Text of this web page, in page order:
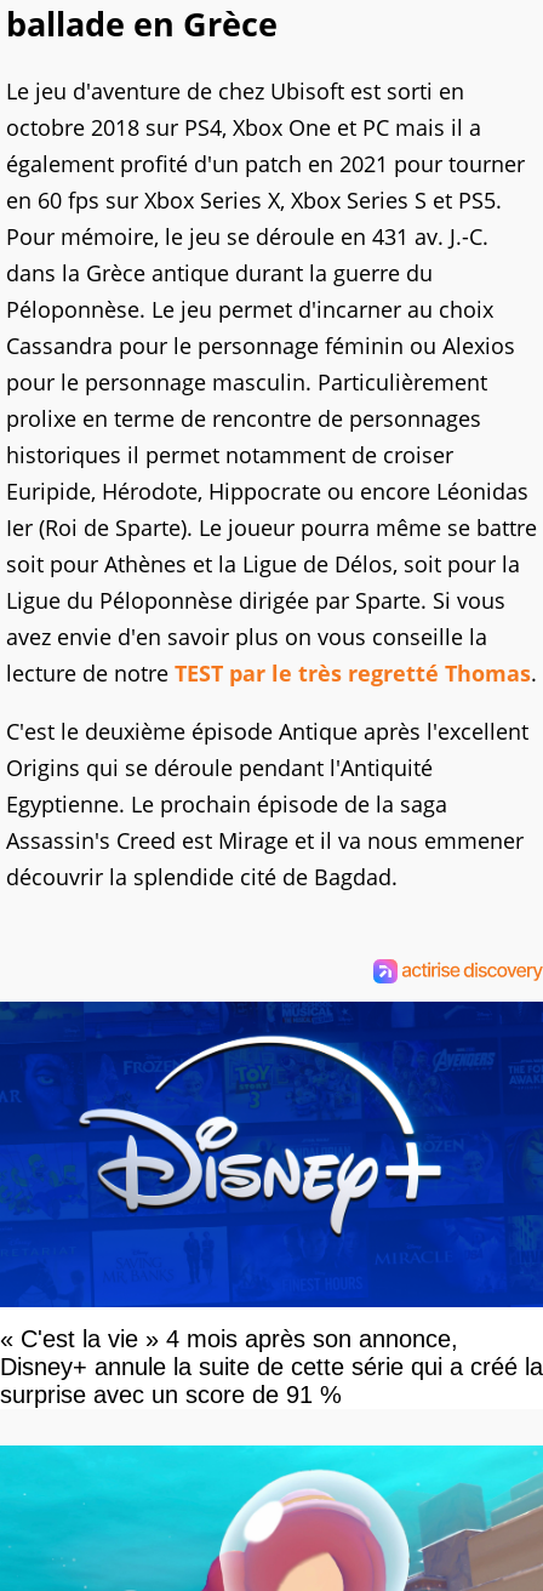
ballade en Grèce
Le jeu d'aventure de chez Ubisoft est sorti en
octobre 2018 sur PS4, Xbox One et PC mais il a
également profité d'un patch en 2021 pour tourner
en 60 fps sur Xbox Series X, Xbox Series S et PS5.
Pour mémoire, le jeu se déroule en 431 av. J.-C.
dans la Grèce antique durant la guerre du
Péloponnèse. Le jeu permet d'incarner au choix
Cassandra pour le personnage féminin ou Alexios
pour le personnage masculin. Particulièrement
prolixe en terme de rencontre de personnages
historiques il permet notamment de croiser
Euripide, Hérodote, Hippocrate ou encore Léonidas
Ier (Roi de Sparte). Le joueur pourra même se battre
soit pour Athènes et la Ligue de Délos, soit pour la
Ligue du Péloponnèse dirigée par Sparte. Si vous
avez envie d'en savoir plus on vous conseille la
lecture de notre TEST par le très regretté Thomas.
C'est le deuxième épisode Antique après l'excellent
Origins qui se déroule pendant l'Antiquité
Egyptienne. Le prochain épisode de la saga
Assassin's Creed est Mirage et il va nous emmener
découvrir la splendide cité de Bagdad.
« C'est la vie » 4 mois après son annonce,
Disney+ annule la suite de cette série qui a créé la
surprise avec un score de 91 %